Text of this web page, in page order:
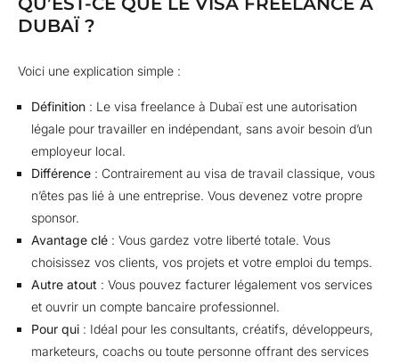
DUBAÏ ?
Voici une explication simple :
Définition : Le visa freelance à Dubaï est une autorisation
légale pour travailler en indépendant, sans avoir besoin d’un
employeur local.
Différence : Contrairement au visa de travail classique, vous
n’êtes pas lié à une entreprise. Vous devenez votre propre
sponsor.
Avantage clé : Vous gardez votre liberté totale. Vous
choisissez vos clients, vos projets et votre emploi du temps.
Autre atout : Vous pouvez facturer légalement vos services
et ouvrir un compte bancaire professionnel.
Pour qui : Idéal pour les consultants, créatifs, développeurs,
marketeurs, coachs ou toute personne offrant des services